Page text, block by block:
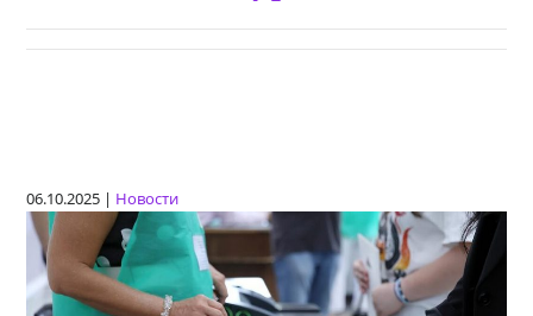
06.10.2025 | Новости